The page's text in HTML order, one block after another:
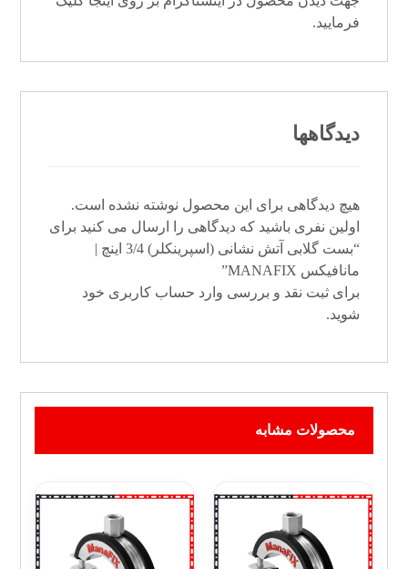
فرمایید.
دیدگاهها
هیچ دیدگاهی برای این محصول نوشته نشده است.
اولین نفری باشید که دیدگاهی را ارسال می کنید برای
“بست گلابی آتش نشانی (اسپرینکلر) 3/4 اینچ |
مانافیکس MANAFIX”
برای ثبت نقد و بررسی وارد حساب کاربری خود
شوید.
محصولات مشابه